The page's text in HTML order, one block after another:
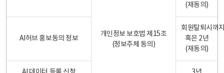
개인정보 보호법 제15조
(정보주체 동의)
(재동의)
AI허브 홍보동의 정보
회원탈퇴시까
혹은 2년
(재동의)